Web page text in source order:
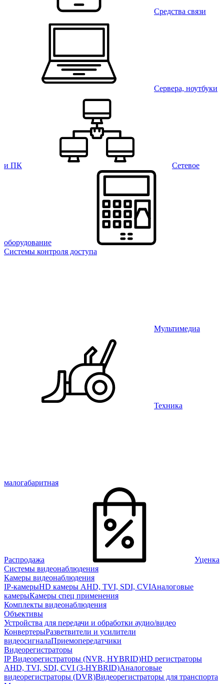
Средства связи
Сервера, ноутбуки
и ПК Сетевое
оборудование
Системы контроля доступа
Мультимедиа
Техника
малогабаритная
Распродажа
Уценка
Системы видеонаблюдения
Камеры видеонаблюдения
IP-камерыHD камеры AHD, TVI, SDI, CVIАналоговые
камерыКамеры спец применения
Комплекты видеонаблюдения
Объективы
Устройства для передачи и обработки аудио/видео
КонвертерыРазветвители и усилители
видеосигналаПриемопередатчики
Видеорегистраторы
IP Видеорегистраторы (NVR, HYBRID)HD регистраторы
AHD, TVI, SDI, CVI (3-HYBRID)Аналоговые
видеорегистраторы (DVR)Видеорегистраторы для транспорта